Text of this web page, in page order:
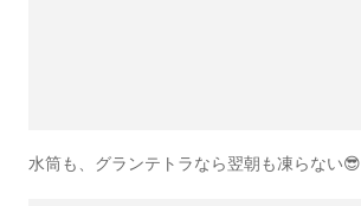
水筒も、グランテトラなら翌朝も凍らない😎